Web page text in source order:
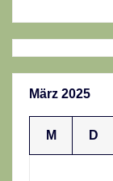
März 2025
M D